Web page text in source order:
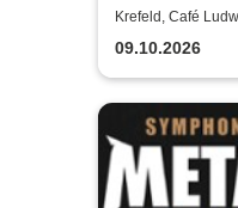
Ludwig
Krefeld, Café
09.10.2026